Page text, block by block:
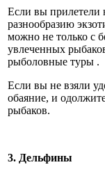
Если вы прилетели
разнообразию
можно не только с
увлеченных
рыболовные туры .
Если вы не взяли
обаяние, и
рыбаков.
3. Дельфины